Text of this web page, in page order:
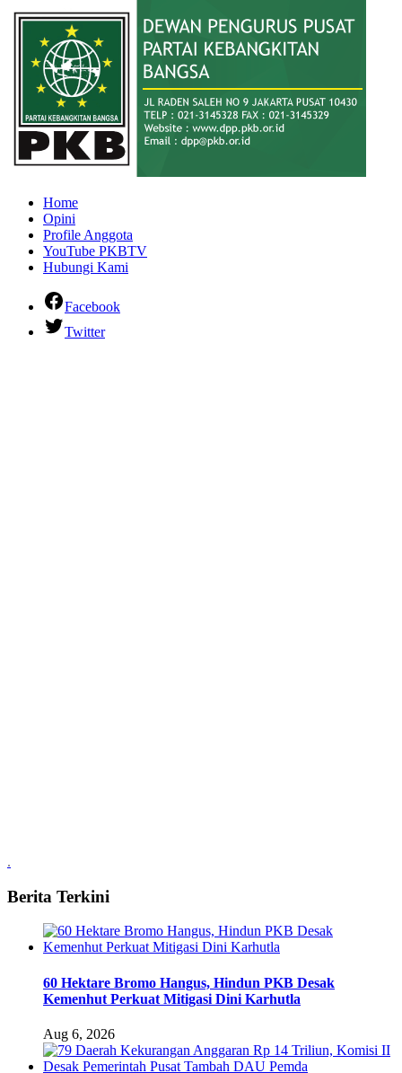
Home
Opini
Profile Anggota
YouTube PKBTV
Hubungi Kami
Facebook
Twitter
.
Berita Terkini
60 Hektare Bromo Hangus, Hindun PKB Desak
Kemenhut Perkuat Mitigasi Dini Karhutla
Aug 6, 2026